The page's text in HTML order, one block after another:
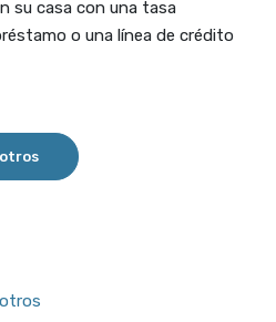
su casa con una tasa
o una línea de crédito